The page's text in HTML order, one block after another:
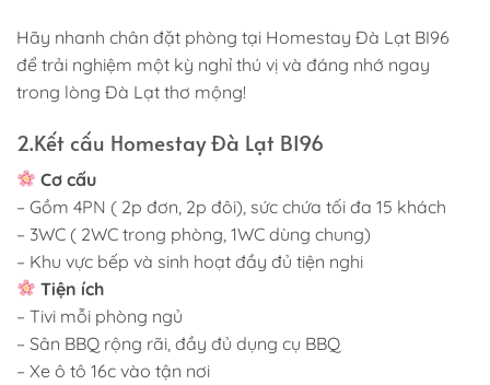
Hãy nhanh chân đặt phòng tại Homestay Đà Lạt BI96
để trải nghiệm một kỳ nghỉ thú vị và đáng nhớ ngay
trong lòng Đà Lạt thơ mộng!
2.Kết cấu Homestay Đà Lạt BI96
Cơ cấu
– Gồm 4PN ( 2p đơn, 2p đôi), sức chứa tối đa 15 khách
– 3WC ( 2WC trong phòng, 1WC dùng chung)
– Khu vực bếp và sinh hoạt đầy đủ tiện nghi
Tiện ích
– Tivi mỗi phòng ngủ
– Sân BBQ rộng rãi, đầy đủ dụng cụ BBQ
– Xe ô tô 16c vào tận nơi